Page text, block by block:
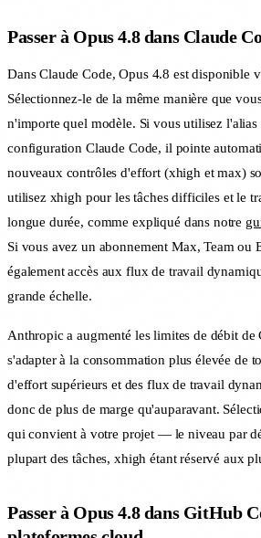
Passer à Opus 4.8 dans Claude
Dans Claude Code, Opus 4.8 est disponible
Sélectionnez-le de la même manière que
n'importe quel modèle. Si vous utilisez l'alias
configuration Claude Code, il pointe
nouveaux contrôles d'effort (xhigh et max)
utilisez xhigh pour les tâches difficiles et le
longue durée, comme expliqué dans notre
Si vous avez un abonnement Max, Team ou
également accès aux flux de travail
grande échelle.
Anthropic a augmenté les limites de débit de
s'adapter à la consommation plus élevée de
d'effort supérieurs et des flux de travail
donc de plus de marge qu'auparavant.
qui convient à votre projet — le niveau par
plupart des tâches, xhigh étant réservé aux
Passer à Opus 4.8 dans GitHub